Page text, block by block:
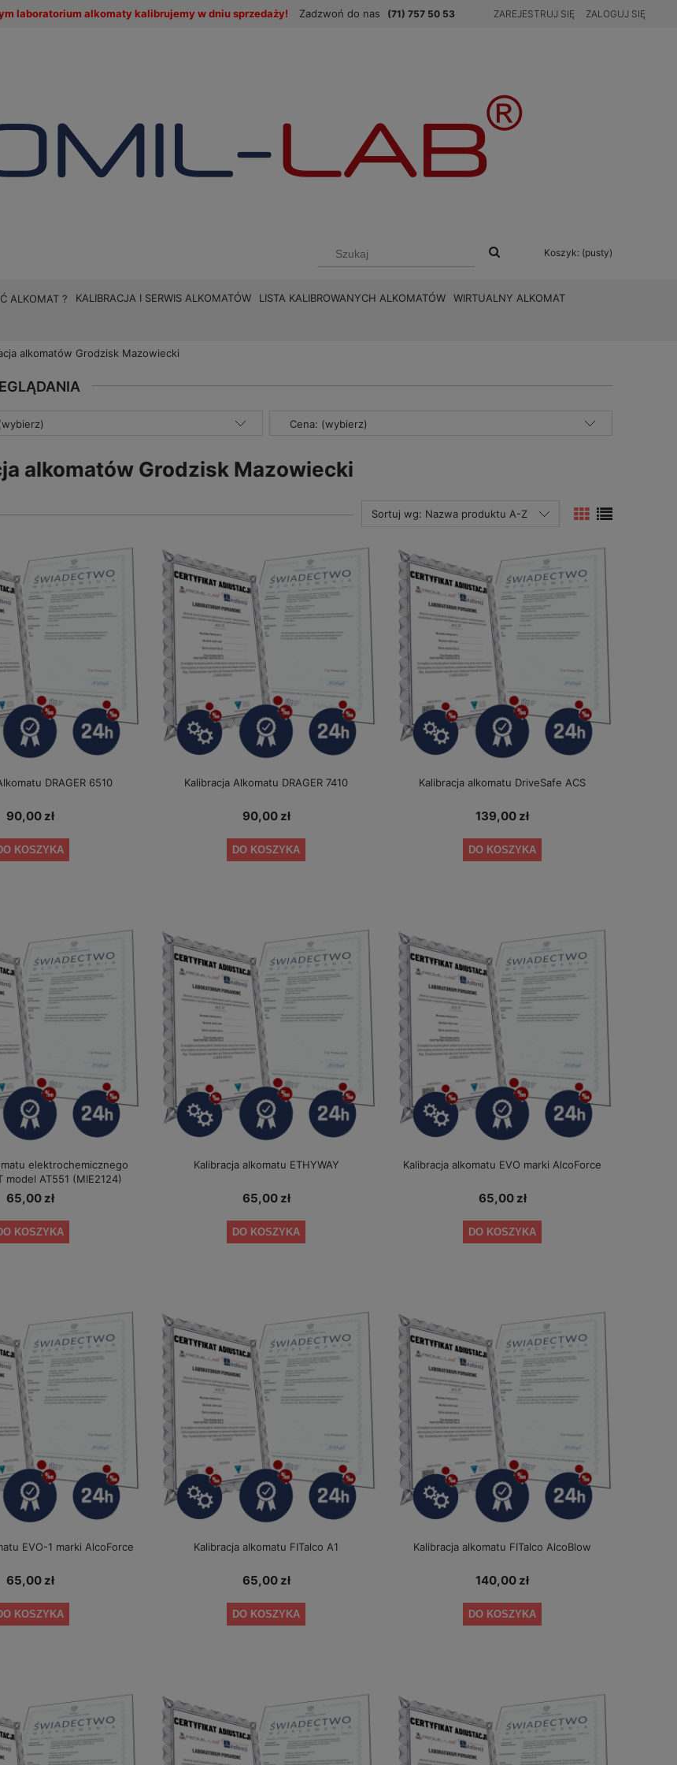
laboratorium alkomaty kalibrujemy w dniu sprzedaży! Zadzwoń do nas (71) 757 50 53 ZAREJESTRUJ SIĘ ZALOGUJ SIĘ
Koszyk: (pusty)
ALKOMAT ? KALIBRACJA I SERWIS ALKOMATÓW LISTA KALIBROWANYCH ALKOMATÓW
WIRTUALNY ALKOMAT
alkomatów Grodzisk Mazowiecki
Cena: (wybierz)
alkomatów Grodzisk Mazowiecki
Sortuj wg: Nazwa produktu A-Z
DRAGER 6510
90,00 zł
KOSZYKA
Kalibracja Alkomatu DRAGER 7410
90,00 zł
DO KOSZYKA
Kalibracja alkomatu DriveSafe ACS
139,00 zł
DO KOSZYKA
elektrochemicznego
model AT551 (MIE2124)
65,00 zł
KOSZYKA
Kalibracja alkomatu ETHYWAY
65,00 zł
DO KOSZYKA
Kalibracja alkomatu EVO marki AlcoForce
65,00 zł
DO KOSZYKA
EVO-1 marki AlcoForce
65,00 zł
KOSZYKA
Kalibracja alkomatu FITalco A1
65,00 zł
DO KOSZYKA
Kalibracja alkomatu FITalco AlcoBlow
140,00 zł
DO KOSZYKA